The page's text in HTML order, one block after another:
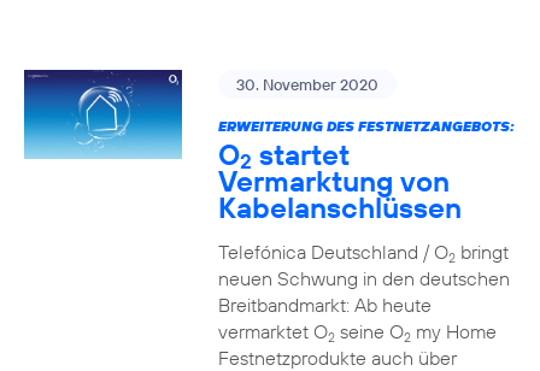
30. November 2020
ERWEITERUNG DES FESTNETZANGEBOTS:
O2 startet
Vermarktung von
Kabelanschlüssen
Telefónica Deutschland / O2bringt
neuen Schwung in den deutschen
Breitbandmarkt: Ab heute
vermarktet O2seine O2my Home
Festnetzprodukte auch über